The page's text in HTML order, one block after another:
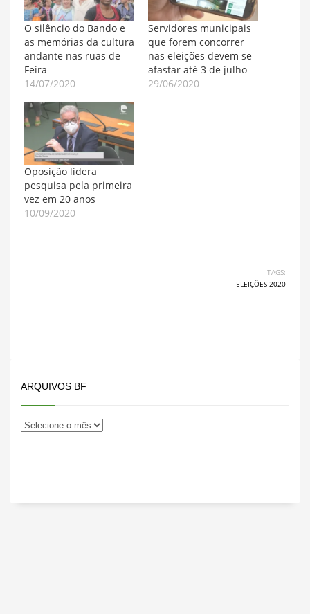
O silêncio do Bando e
as memórias da cultura
andante nas ruas de
Feira
14/07/2020
Servidores municipais
que forem concorrer
nas eleições devem se
afastar até 3 de julho
29/06/2020
Oposição lidera
pesquisa pela primeira
vez em 20 anos
10/09/2020
TAGS:
ELEIÇÕES 2020
ARQUIVOS BF